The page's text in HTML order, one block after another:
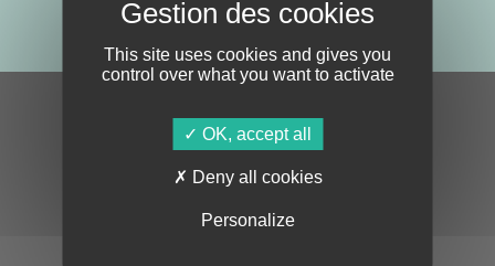
ABONNE-TOI !
S'ABONNER À LA NEWSLETTER
This site uses cookies and gives you
control over what you want to activate
OK, accept all
Deny all cookies
Personalize